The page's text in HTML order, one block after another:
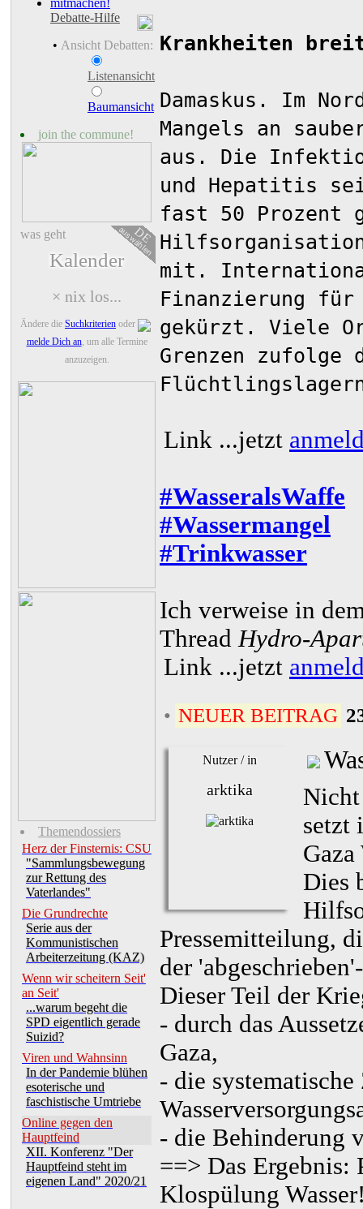
mitmachen!
Debatte-Hilfe
• Ansicht Debatten:
Listenansicht
Baumansicht
join the commune!
DE
auswählen
was geht
Kalender
× nix los...
Ändere die Suchkriterien oder
melde Dich an, um alle Termine
anzuzeigen.
Themendossiers
Herz der Finsternis: CSU
"Sammlungsbewegung
zur Rettung des
Vaterlandes"
Die Grundrechte
Serie aus der
Kommunistischen
Arbeiterzeitung (KAZ)
Wenn wir scheitern Seit'
an Seit'
...warum begeht die
SPD eigentlich gerade
Suizid?
Viren und Wahnsinn
In der Pandemie blühen
esoterische und
faschistische Umtriebe
Online gegen den
Hauptfeind
XII. Konferenz "Der
Hauptfeind steht im
eigenen Land" 2020/21
Krankheiten
Damaskus. Im
Mangels an
aus. Die
und Hepatitis
fast 50 Prozent
Hilfsorganisation
mit.
Finanzierung
gekürzt. Viele
Grenzen zufolge
Link ...jetzt
#WasseralsWaffe
#Wassermangel
#Trinkwasser
Ich verweise in
ThreadHydro-
Link ...jetzt
• NEUER BEITRAG
Nutzer / in
arktika
Nicht
setzt
Dies
Pressemitteilung,
der
Dieser Teil der
- durch das
Gaza,
- die
- die Behinderung
==> Das Ergebnis:
Klospülung